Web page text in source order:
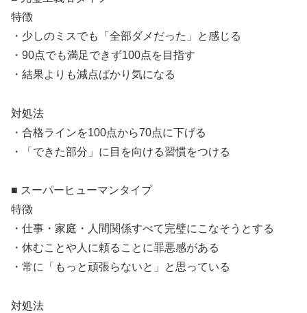
特徴
・少しのミスでも「全部ダメだった」と感じる
・90点でも満足できず100点を目指す
・結果よりも減点ばかり気になる
対処法
・合格ラインを100点から70点に下げる
・「できた部分」に目を向ける習慣をつける
■ スーパーヒューマンタイプ
特徴
・仕事・家庭・人間関係すべて完璧にこなそうとする
・休むことや人に頼ることに罪悪感がある
・常に「もっと頑張らないと」と思っている
対処法